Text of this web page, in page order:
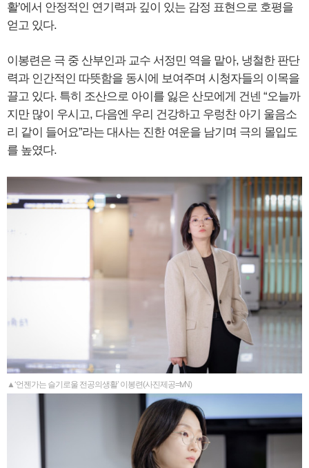
활’에서 안정적인 연기력과 깊이 있는 감정 표현으로 호평을
얻고 있다.
이봉련은 극 중 산부인과 교수 서정민 역을 맡아, 냉철한 판단
력과 인간적인 따뜻함을 동시에 보여주며 시청자들의 이목을
끌고 있다. 특히 조산으로 아이를 잃은 산모에게 건넨 “오늘까
지만 많이 우시고, 다음엔 우리 건강하고 우렁찬 아기 울음소
리 같이 들어요”라는 대사는 진한 여운을 남기며 극의 몰입도
를 높였다.
▲‘언젠가는 슬기로울 전공의생활’ 이봉련(사진제공=tvN)